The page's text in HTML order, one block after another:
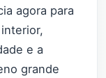
agora para
e a
grande